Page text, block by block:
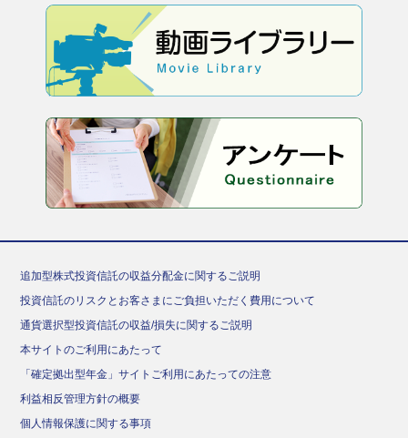
追加型株式投資信託の収益分配金に関するご説明
投資信託のリスクとお客さまにご負担いただく費用について
通貨選択型投資信託の収益/損失に関するご説明
本サイトのご利用にあたって
「確定拠出型年金」サイトご利用にあたっての注意
利益相反管理方針の概要
個人情報保護に関する事項